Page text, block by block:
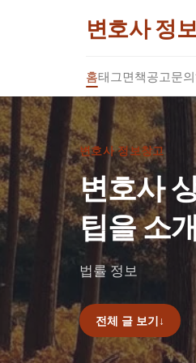
변호사 정
홈태그면책공고문
변호사 정보창고
변호사
팁을 소
법률 정보
전체 글 보기↓